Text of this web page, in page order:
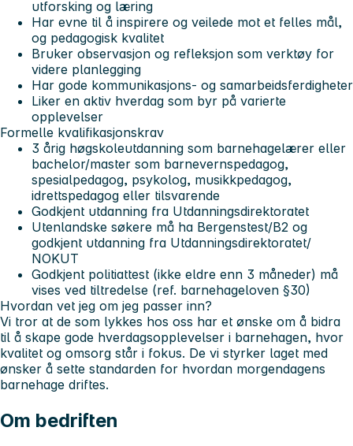
utforsking og læring
Har evne til å inspirere og veilede mot et felles mål,
og pedagogisk kvalitet
Bruker observasjon og refleksjon som verktøy for
videre planlegging
Har gode kommunikasjons- og samarbeidsferdigheter
Liker en aktiv hverdag som byr på varierte
opplevelser
Formelle kvalifikasjonskrav
3 årig høgskoleutdanning som barnehagelærer eller
bachelor/master som barnevernspedagog,
spesialpedagog, psykolog, musikkpedagog,
idrettspedagog eller tilsvarende
Godkjent utdanning fra Utdanningsdirektoratet
Utenlandske søkere må ha Bergenstest/B2 og
godkjent utdanning fra Utdanningsdirektoratet/
NOKUT
Godkjent politiattest (ikke eldre enn 3 måneder) må
vises ved tiltredelse (ref. barnehageloven §30)
Hvordan vet jeg om jeg passer inn?
Vi tror at de som lykkes hos oss har et ønske om å bidra
til å skape gode hverdagsopplevelser i barnehagen, hvor
kvalitet og omsorg står i fokus. De vi styrker laget med
ønsker å sette standarden for hvordan morgendagens
barnehage driftes.
Om bedriften